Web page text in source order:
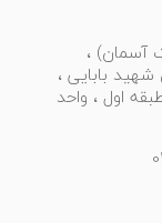
آسمان) ،
بابایی ،
، قطعه 434-435 ، طبقه اول ، واحد